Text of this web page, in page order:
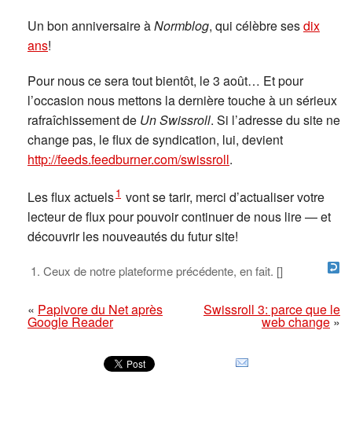
Un bon anniversaire àNormblog, qui célèbre sesdix
ans!
Pour nous ce sera tout bientôt, le 3 août… Et pour
l’occasion nous mettons la dernière touche à un sérieux
rafraîchissement de Un Swissroll. Si l’adresse du site ne
change pas, le flux de syndication, lui, devient
http://feeds.feedburner.com/swissroll.
Les flux actuels1 vont se tarir, merci d’actualiser votre
lecteur de flux pour pouvoir continuer de nous lire — et
découvrir les nouveautés du futur site!
Ceux de notre plateforme précédente, en fait. []
« Papivore du Net après
Google Reader
Swissroll 3: parce que le
web change»